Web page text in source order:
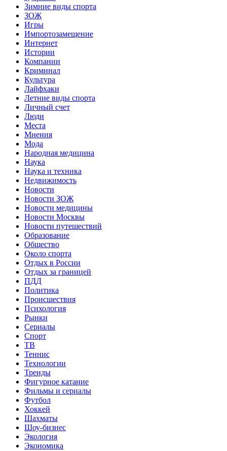
Зимние виды спорта
ЗОЖ
Игры
Импортозамещение
Интернет
Истории
Компании
Криминал
Культура
Лайфхаки
Летние виды спорта
Личный счет
Люди
Места
Мнения
Мода
Народная медицина
Наука
Наука и техника
Недвижимость
Новости
Новости ЗОЖ
Новости медицины
Новости Москвы
Новости путешествий
Образование
Общество
Около спорта
Отдых в России
Отдых за границей
ПДД
Политика
Происшествия
Психология
Рынки
Сериалы
Спорт
ТВ
Теннис
Технологии
Тренды
Фигурное катание
Фильмы и сериалы
Футбол
Хоккей
Шахматы
Шоу-бизнес
Экология
Экономика